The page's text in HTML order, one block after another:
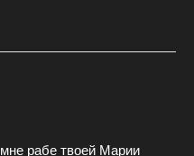
рабе твоей Марии